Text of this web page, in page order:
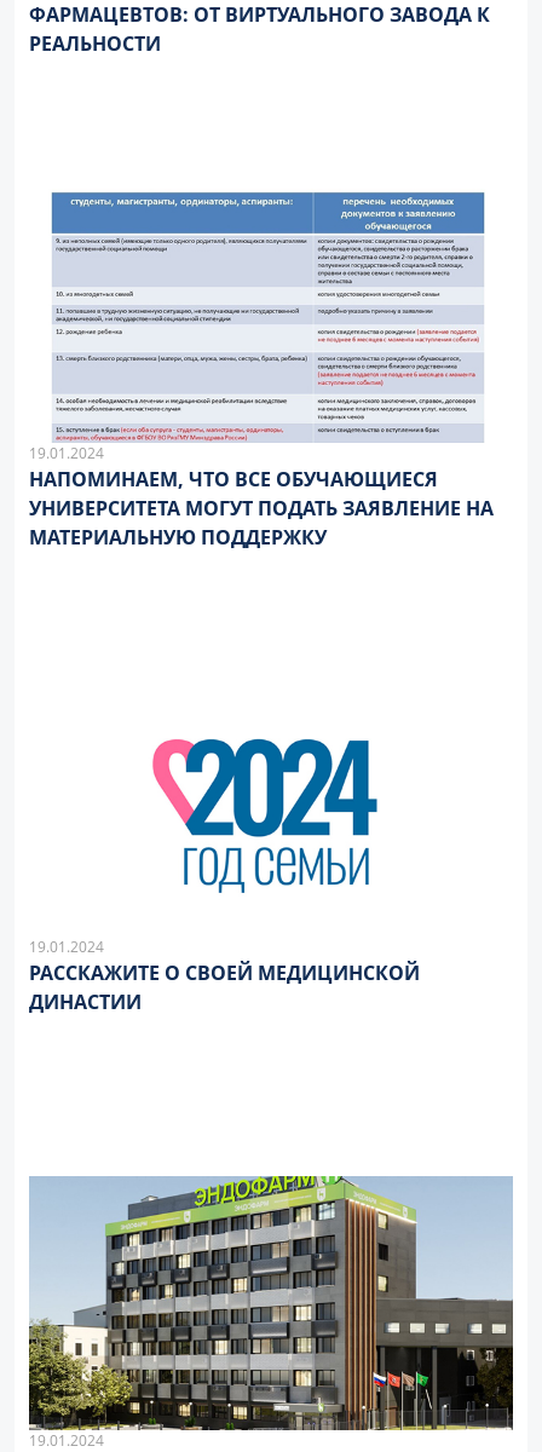
ФАРМАЦЕВТОВ: ОТ ВИРТУАЛЬНОГО ЗАВОДА К
РЕАЛЬНОСТИ
19.01.2024
НАПОМИНАЕМ, ЧТО ВСЕ ОБУЧАЮЩИЕСЯ
УНИВЕРСИТЕТА МОГУТ ПОДАТЬ ЗАЯВЛЕНИЕ НА
МАТЕРИАЛЬНУЮ ПОДДЕРЖКУ
19.01.2024
РАССКАЖИТЕ О СВОЕЙ МЕДИЦИНСКОЙ
ДИНАСТИИ
19.01.2024